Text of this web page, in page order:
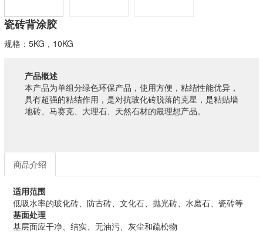
瓷砖背涂胶
规格：5KG，10KG
产品概述
本产品为单组分绿色环保产品，使用方便，粘结性能优异，
具有超强的粘结作用，是对抗玻化砖脱落的克星，是粘贴墙
地砖、马赛克、大理石、天然石材的最理想产品。
商品介绍
适用范围
低吸水率的玻化砖、防古砖、文化石、抛光砖、水磨石、瓷砖等
基面处理
基层面应干净、结实、无油污、灰尘和疏松物